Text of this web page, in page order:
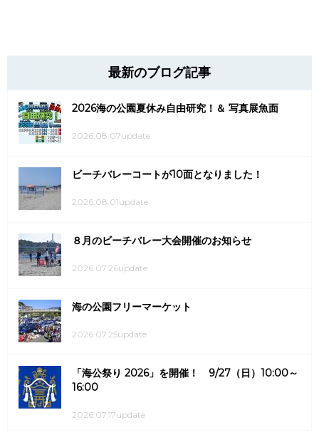
最新のブログ記事
2026海の公園夏休み自由研究！＆ 写真展魚面
2026.08.07update
ビーチバレーコートが10面となりました！
2026.08.01update
８月のビーチバレー大会開催のお知らせ
2026.07.26update
海の公園フリーマーケット
2026.07.25update
「海公祭り 2026」を開催！ 9/27（日）10:00～
16:00
2026.07.17update